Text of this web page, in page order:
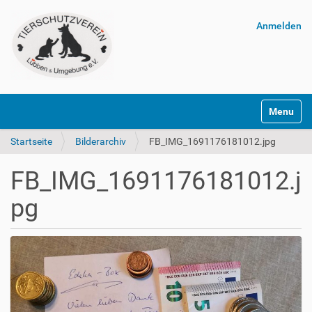
Anmelden
Startseite Bilderarchiv FB_IMG_1691176181012.jpg
FB_IMG_1691176181012.j
pg